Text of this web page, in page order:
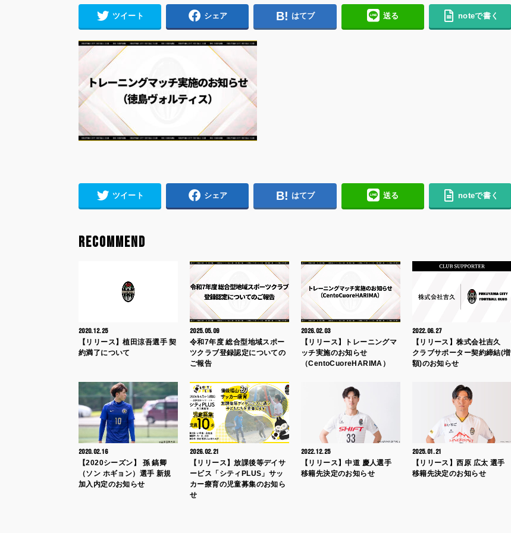
ツイート シェア はてブ 送る noteで書く
ツイート シェア はてブ 送る noteで書く
RECOMMEND
2020.12.25
【リリース】植田涼吾選手 契
約満了について
2025.05.09
令和7年度 総合型地域スポー
ツクラブ登録認定についての
ご報告
2026.02.03
【リリース】トレーニングマ
ッチ実施のお知らせ
（CentoCuoreHARIMA）
2022.06.27
【リリース】株式会社吉久
クラブサポーター契約締結(増
額)のお知らせ
2020.02.16
【2020シーズン】 孫 鎬卿
（ソン ホギョン）選手 新規
加入内定のお知らせ
2026.02.21
【リリース】放課後等デイサ
ービス「シティPLUS」サッ
カー療育の児童募集のお知ら
せ
2022.12.25
【リリース】中道 慶人選手
移籍先決定のお知らせ
2025.01.21
【リリース】西原 広太 選手
移籍先決定のお知らせ